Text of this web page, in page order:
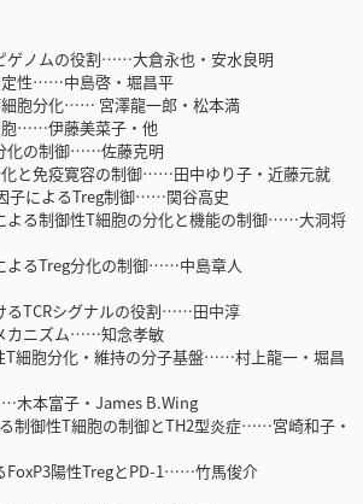
ゲノムの役割……大倉永也・安水良明
性……中島啓・堀昌平
胞分化…… 宮澤龍一郎・松本満
……伊藤美菜子・他
化の制御……佐藤克明
と免疫寛容の制御……田中ゆり子・近藤元就
子によるTreg制御……関谷高史
よる制御性T細胞の分化と機能の制御……大洞将
よるTreg分化の制御……中島章人
るTCRシグナルの役割……田中淳
カニズム……知念孝敏
細胞分化・維持の分子基盤……村上龍一・堀昌
本富子・James B.Wing
制御性T細胞の制御とTH2型炎症……宮崎和子・
FoxP3陽性TregとPD-1……竹馬俊介